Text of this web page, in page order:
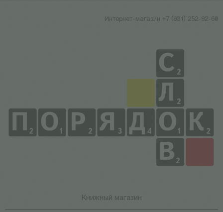
Интернет-магазин +7 (931) 252-92-60
Книжный магазин